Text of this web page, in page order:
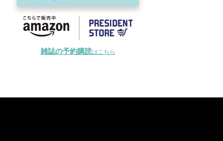
雑誌の予約購読はこちら